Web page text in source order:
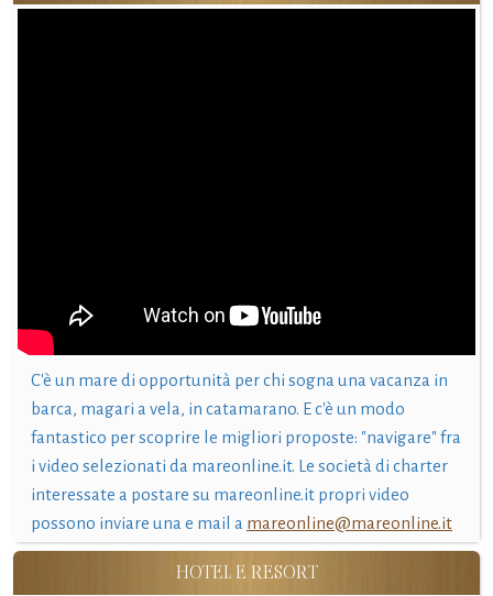
C'è un mare di opportunità per chi sogna una vacanza in
barca, magari a vela, in catamarano. E c'è un modo
fantastico per scoprire le migliori proposte: "navigare" fra
i video selezionati da mareonline.it. Le società di charter
interessate a postare su mareonline.it propri video
possono inviare una e mail a mareonline@mareonline.it
HOTEL E RESORT